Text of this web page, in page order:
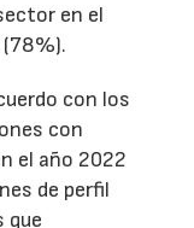
en el
(78%).
con los
con
el año 2022
de perfil
que